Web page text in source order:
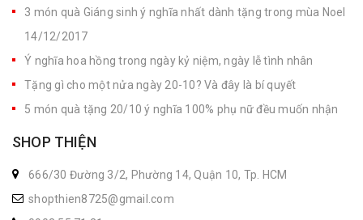
3 món quà Giáng sinh ý nghĩa nhất dành tặng trong mùa Noel
14/12/2017
Ý nghĩa hoa hồng trong ngày kỷ niệm, ngày lễ tình nhân
Tặng gì cho một nửa ngày 20-10? Và đây là bí quyết
5 món quà tặng 20/10 ý nghĩa 100% phụ nữ đều muốn nhận
SHOP THIỆN
666/30 Đường 3/2, Phường 14, Quận 10, Tp. HCM
shopthien8725@gmail.com